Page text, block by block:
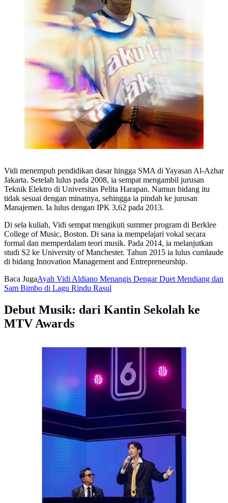
Vidi menempuh pendidikan dasar hingga SMA di Yayasan Al-Azhar
Jakarta. Setelah lulus pada 2008, ia sempat mengambil jurusan
Teknik Elektro di Universitas Pelita Harapan. Namun bidang itu
tidak sesuai dengan minatnya, sehingga ia pindah ke jurusan
Manajemen. Ia lulus dengan IPK 3,62 pada 2013.
Di sela kuliah, Vidi sempat mengikuti summer program di Berklee
College of Music, Boston. Di sana ia mempelajari vokal secara
formal dan memperdalam teori musik. Pada 2014, ia melanjutkan
studi S2 ke University of Manchester. Tahun 2015 ia lulus cumlaude
di bidang Innovation Management and Entrepreneurship.
Baca JugaAyah Vidi Aldiano Menangis Dengar Duet Mendiang dan
Sam Bimbo di Lagu Rindu Rasul
Debut Musik: dari Kantin Sekolah ke
MTV Awards